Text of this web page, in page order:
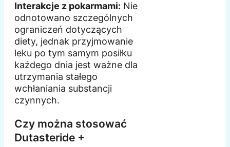
Interakcje z pokarmami: Nie
odnotowano szczególnych
ograniczeń dotyczących
diety, jednak przyjmowanie
leku po tym samym posiłku
każdego dnia jest ważne dla
utrzymania stałego
wchłaniania substancji
czynnych.
Czy można stosować
Dutasteride +